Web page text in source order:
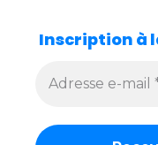
Inscription à